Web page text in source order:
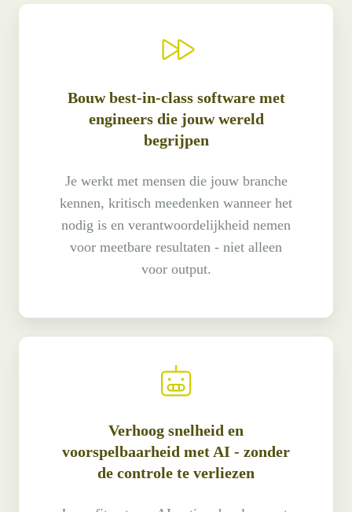
Bouw best-in-class software met
engineers die jouw wereld
begrijpen
Je werkt met mensen die jouw branche
kennen, kritisch meedenken wanneer het
nodig is en verantwoordelijkheid nemen
voor meetbare resultaten - niet alleen
voor output.
Verhoog snelheid en
voorspelbaarheid met AI - zonder
de controle te verliezen